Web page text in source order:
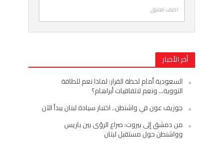
اضف تعليق
أخر الأخبار
السعودية أمام لحظة القرار: لماذا نعم للطاقة
النووية… ونعم لاتفاقيات أبراهام؟
جوزيف عون في واشنطن.. اختبار سيادة لبنان يبدأ الآن
من دمشق إلى بيروت: صراع الرؤى بين باريس
وواشنطن حول مستقبل لبنان